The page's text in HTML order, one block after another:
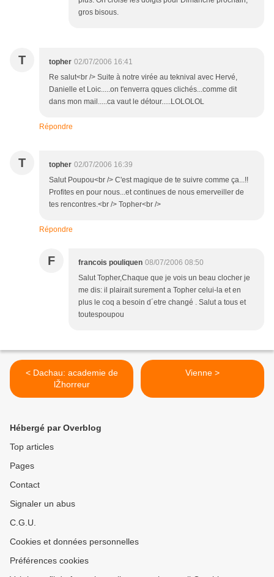
gros bisous.
T topher 02/07/2006 16:41
Re salut<br /> Suite à notre virée au teknival avec Hervé,
Danielle et Loic.....on t'enverra qques clichés...comme dit
dans mon mail.....ca vaut le détour.....LOLOLOL
Répondre
T topher 02/07/2006 16:39
Salut Poupou<br /> C'est magique de te suivre comme ça...!!
Profites en pour nous...et continues de nous emerveiller de
tes rencontres.<br /> Topher<br />
Répondre
F francois pouliquen 08/07/2006 08:50
Salut Topher,Chaque que je vois un beau clocher je
me dis: il plairait surement a Topher celui-la et en
plus le coq a besoin d´etre changé . Salut a tous et
toutespoupou
< Dachau: academie de
lŽhorreur
Vienne >
Hébergé par Overblog
Top articles
Pages
Contact
Signaler un abus
C.G.U.
Cookies et données personnelles
Préférences cookies